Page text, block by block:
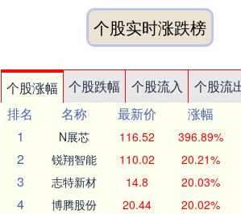
个股实时涨跌榜
个股涨幅 个股跌幅 个股流入 个股流
排名
名称 最新价 涨幅
1
N展芯 116.52 396.89%
2 锐翔智能 110.02 20.21%
3 志特新材 14.8 20.03%
4 博腾股份 20.44 20.02%